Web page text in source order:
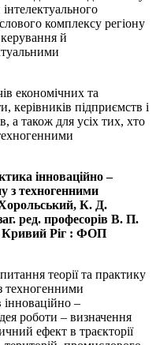
інтелектуального
комплексу регіону
й
економічних та
керівників підприємств і
а також для усіх тих, хто
інноваційно –
з техногенними
К. Д.
ред. професорів В. П.
Кривий Ріг : ФОП
теорії та практику
техногенними
інноваційно –
роботи – визначення
ефект в траєкторії